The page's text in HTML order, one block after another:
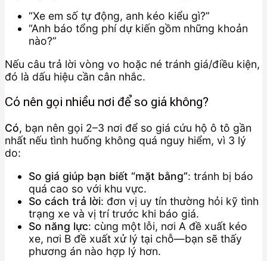
“Xe em số tự động, anh kéo kiểu gì?”
“Anh báo tổng phí dự kiến gồm những khoản
nào?”
Nếu câu trả lời vòng vo hoặc né tránh giá/điều kiện,
đó là dấu hiệu cần cân nhắc.
Có nên gọi nhiều nơi để so giá không?
Có, bạn nên gọi 2–3 nơi để so giá cứu hộ ô tô gần
nhất nếu tình huống không quá nguy hiểm, vì 3 lý
do:
So giá giúp bạn biết “mặt bằng”: tránh bị báo
quá cao so với khu vực.
So cách trả lời: đơn vị uy tín thường hỏi kỹ tình
trạng xe và vị trí trước khi báo giá.
So năng lực: cùng một lỗi, nơi A đề xuất kéo
xe, nơi B đề xuất xử lý tại chỗ—bạn sẽ thấy
phương án nào hợp lý hơn.